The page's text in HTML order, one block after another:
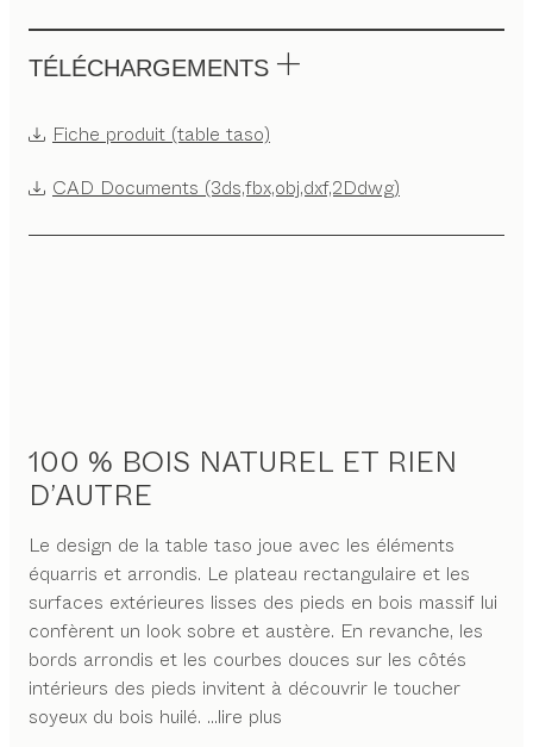
TÉLÉCHARGEMENTS
Fiche produit (table taso)
CAD Documents (3ds,fbx,obj,dxf,2Ddwg)
100 % BOIS NATUREL ET RIEN
D’AUTRE
Le design de la table taso joue avec les éléments
équarris et arrondis. Le plateau rectangulaire et les
surfaces extérieures lisses des pieds en bois massif lui
confèrent un look sobre et austère. En revanche, les
bords arrondis et les courbes douces sur les côtés
intérieurs des pieds invitent à découvrir le toucher
soyeux du bois huilé. ...lire plus